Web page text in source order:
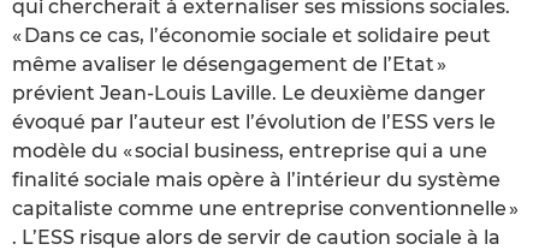
qui chercherait à externaliser ses missions sociales.
« Dans ce cas, l’économie sociale et solidaire peut
même avaliser le désengagement de l’Etat »
prévient Jean-Louis Laville. Le deuxième danger
évoqué par l’auteur est l’évolution de l’ESS vers le
modèle du « social business, entreprise qui a une
finalité sociale mais opère à l’intérieur du système
capitaliste comme une entreprise conventionnelle »
. L’ESS risque alors de servir de caution sociale à la